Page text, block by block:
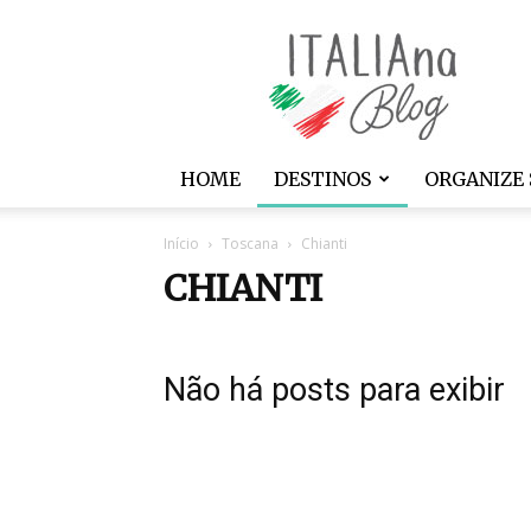
ITALIAna
HOME DESTINOS ORGANIZE
Início Toscana Chianti
CHIANTI
Não há posts para exibir